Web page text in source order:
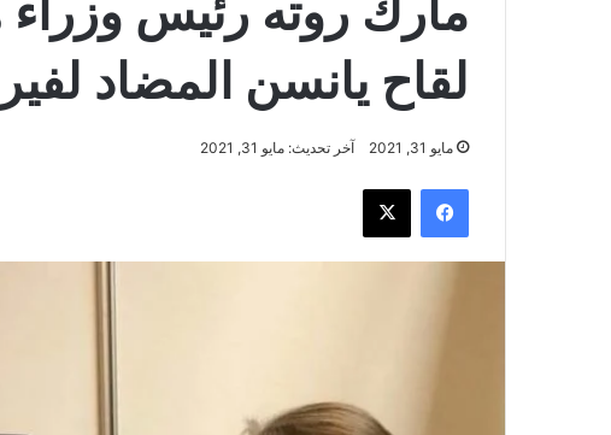
مارك روته رئيس وزراء
لقاح يانسن المضاد
مايو 31, 2021 آخر تحديث: مايو 31, 2021
فيسبوك ‫X